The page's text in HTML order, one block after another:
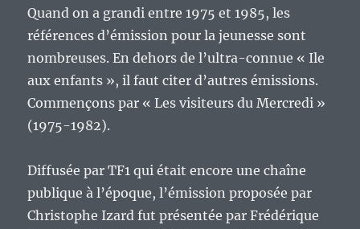
un
peu
bizarre…
Quand on a grandi entre 1975 et 1985, les
références d’émission pour la jeunesse sont
nombreuses. En dehors de l’ultra-connue « Ile
aux enfants », il faut citer d’autres émissions.
Commençons par « Les visiteurs du Mercredi »
(1975-1982).
Diffusée par TF1 qui était encore une chaîne
publique à l’époque, l’émission proposée par
Christophe Izard fut présentée par Frédérique